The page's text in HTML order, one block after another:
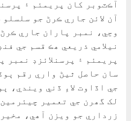
آڪٽوبر کان پريمئم ۽
آن لائن جاري ڪرڻ جو
وڃي، نمبر پاران جاري
نيلامي ذريعي ھڪ قسم جي
پريمئم ۽ پرسنلائزڊ نمبر
سان حاصل ٿيڻ واري رقم
لک گھرن جي تعمير چيئرمين
زرداري جو ويزن آھي،